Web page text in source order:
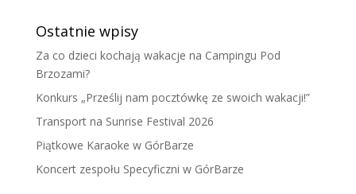
Ostatnie wpisy
Za co dzieci kochają wakacje na Campingu Pod
Brzozami?
Konkurs „Prześlij nam pocztówkę ze swoich wakacji!”
Transport na Sunrise Festival 2026
Piątkowe Karaoke w GórBarze
Koncert zespołu Specyficzni w GórBarze